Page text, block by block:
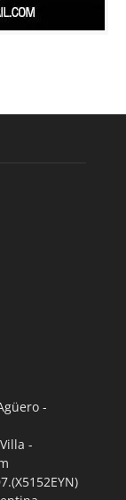
-
-